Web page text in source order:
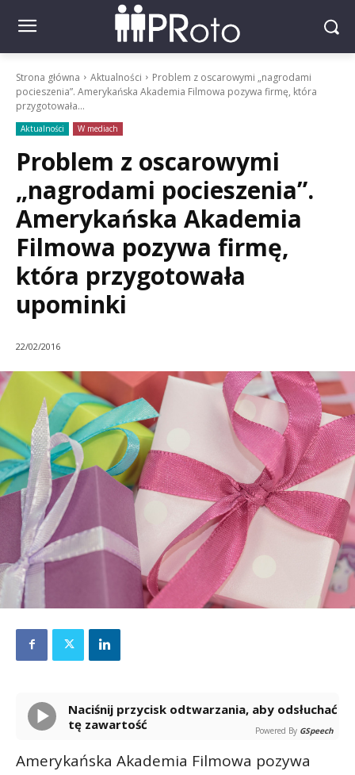
Strona główna Aktualności
Problem z oscarowymi „nagrodami
pocieszenia”. Amerykańska Akademia Filmowa pozywa firmę, która
przygotowała...
Aktualności W mediach
Problem z oscarowymi
„nagrodami pocieszenia”.
Amerykańska Akademia
Filmowa pozywa firmę,
która przygotowała
upominki
22/02/2016
Naciśnij przycisk odtwarzania, aby odsłuchać
tę zawartość
Powered By GSpeech
Amerykańska Akademia Filmowa pozywa